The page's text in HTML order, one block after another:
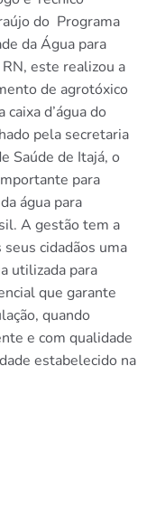
do Programa
da Água para
este realizou a
de agrotóxico
d’água do
pela secretaria
Saúde de Itajá, o
para
água para
A gestão tem a
cidadãos uma
utilizada para
que garante
quando
e com qualidade
estabelecido na